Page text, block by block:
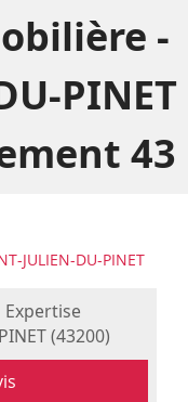
-
PINET
43
JULIEN-DU-PINET
Expertise
(43200)